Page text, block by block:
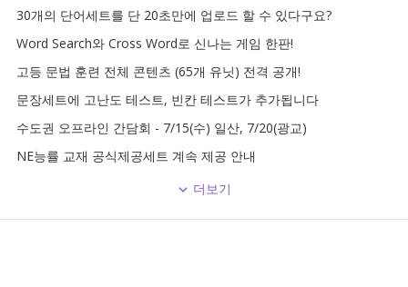
30개의 단어세트를 단 20초만에 업로드 할 수 있다구요?
Word Search와 Cross Word로 신나는 게임 한판!
고등 문법 훈련 전체 콘텐츠 (65개 유닛) 전격 공개!
문장세트에 고난도 테스트, 빈칸 테스트가 추가됩니다
수도권 오프라인 간담회 - 7/15(수) 일산, 7/20(광교)
NE능률 교재 공식제공세트 계속 제공 안내
더보기